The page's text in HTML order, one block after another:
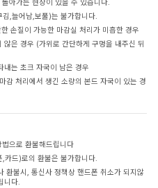
아가는 현상이 있을 수 있습니다.
,늘어남,보풀)는 불가합니다.
손질이 가능한 마감실 처리가 미흡한 경우
은 경우 (가위로 간단하게 구멍을 내주신 뒤
내는 초크 자국이 남은 경우
감 처리에서 생긴 소량의 본드 자국이 있는 경
으로 환불해드립니다
카드)로의 환불은 불가합니다.
환불시, 통신사 정책상 핸드폰 취소가 되지않
니다.